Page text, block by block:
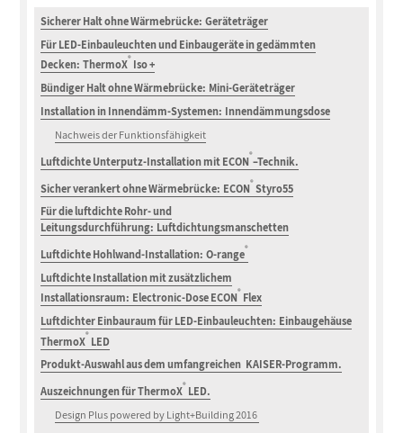
Sicherer Halt ohne Wärmebrücke: Geräteträger
Für LED-Einbauleuchten und Einbaugeräte in gedämmten
Decken:ThermoX® Iso +
Bündiger Halt ohne Wärmebrücke: Mini-Geräteträger
Installation in Innendämm-Systemen: Innendämmungsdose
Nachweis der Funktionsfähigkeit
Luftdichte Unterputz-Installation mitECON®–Technik.
Sicher verankert ohne Wärmebrücke: ECON® Styro55
Für die luftdichte Rohr- und
Leitungsdurchführung: Luftdichtungsmanschetten
Luftdichte Hohlwand-Installation:O-range®
Luftdichte Installation mit zusätzlichem
Installationsraum: Electronic-Dose ECON® Flex
Luftdichter Einbauraum für LED-Einbauleuchten: Einbaugehäuse
ThermoX® LED
Produkt-Auswahl aus dem umfangreichen KAISER-Programm.
Auszeichnungen für ThermoX® LED.
Design Plus powered by Light+Building 2016